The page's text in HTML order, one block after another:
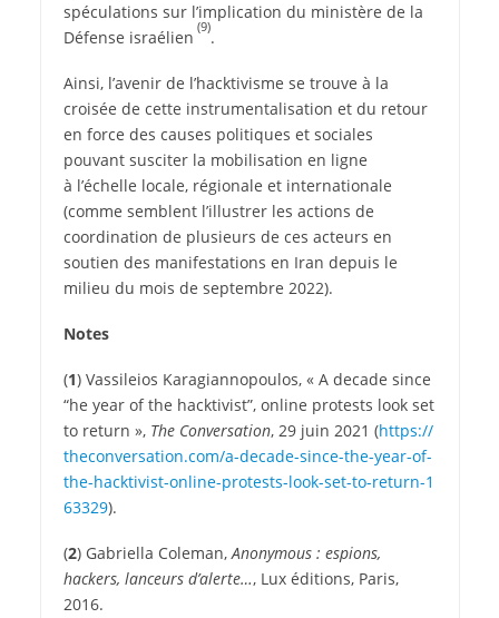
spéculations sur l’implication du ministère de la
Défense israélien
(9)
.
Ainsi, l’avenir de l’hacktivisme se trouve à la
croisée de cette instrumentalisation et du retour
en force des causes politiques et sociales
pouvant susciter la mobilisation en ligne
à l’échelle locale, régionale et internationale
(comme semblent l’illustrer les actions de
coordination de plusieurs de ces acteurs en
soutien des manifestations en Iran depuis le
milieu du mois de septembre 2022).
Notes
(1) Vassileios Karagiannopoulos, « A decade since
“he year of the hacktivist”, online protests look set
to return », The Conversation, 29 juin 2021 (https://​
theconversation​.com/​a​-​d​e​c​a​d​e​-​s​i​n​c​e​-​t​h​e​-​y​e​a​r​-​o​f​-​
t​h​e​-​h​a​c​k​t​i​v​i​s​t​-​o​n​l​i​n​e​-​p​r​o​t​e​s​t​s​-​l​o​o​k​-​s​e​t​-​t​o​-​r​e​t​u​r​n​-​1​
6​3​329).
(2) Gabriella Coleman, Anonymous : espions,
hackers, lanceurs d’alerte…, Lux éditions, Paris,
2016.